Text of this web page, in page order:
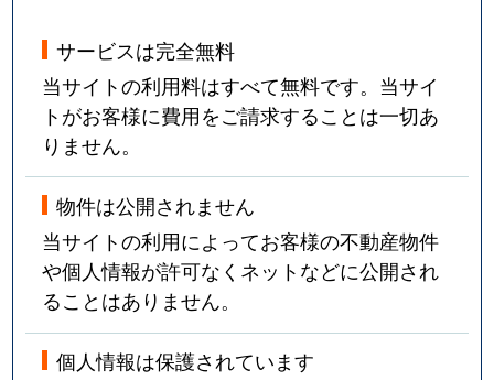
サービスは完全無料
当サイトの利用料はすべて無料です。当サイ
トがお客様に費用をご請求することは一切あ
りません。
物件は公開されません
当サイトの利用によってお客様の不動産物件
や個人情報が許可なくネットなどに公開され
ることはありません。
個人情報は保護されています